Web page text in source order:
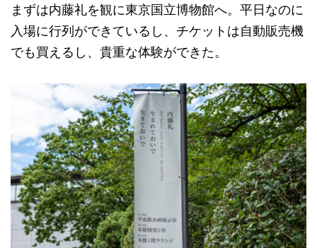
まずは内藤礼を観に東京国立博物館へ。平日なのに
入場に行列ができているし、チケットは自動販売機
でも買えるし、貴重な体験ができた。